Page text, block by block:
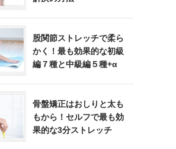
股関節ストレッチで柔ら
かく！最も効果的な初級
編７種と中級編５種+α
骨盤矯正はおしりと太も
もから！セルフで最も効
果的な3分ストレッチ